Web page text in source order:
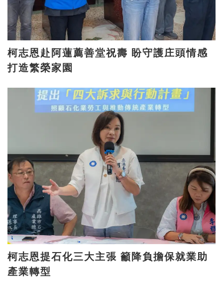
柯志恩赴阿蓮薦善堂祝壽 盼守護庄頭情感
打造繁榮家園
柯志恩提石化三大主張 籲降負擔保就業助
產業轉型